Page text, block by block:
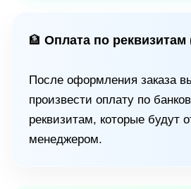
🏦 Оплата по реквизитам
После оформления заказа
произвести оплату по
реквизитам, которые будут
менеджером.